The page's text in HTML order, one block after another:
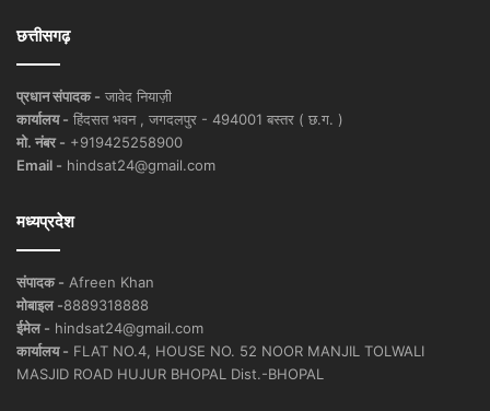
छत्तीसगढ़
प्रधान संपादक - जावेद नियाज़ी
कार्यालय - हिंदसत भवन , जगदलपुर - 494001 बस्तर ( छ.ग. )
मो. नंबर - +919425258900
Email - hindsat24@gmail.com
मध्यप्रदेश
संपादक - Afreen Khan
मोबाइल -8889318888
ईमेल - hindsat24@gmail.com
कार्यालय - FLAT NO.4, HOUSE NO. 52 NOOR MANJIL TOLWALI
MASJID ROAD HUJUR BHOPAL Dist.-BHOPAL